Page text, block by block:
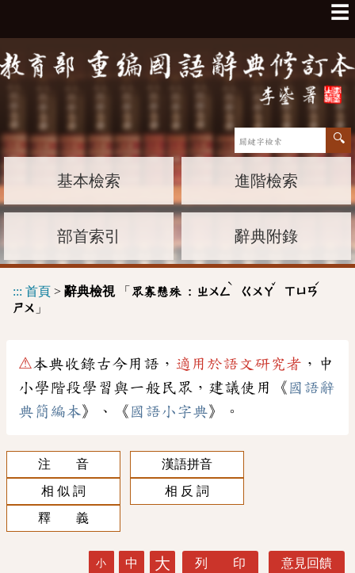
☰
基本檢索 進階檢索
部首索引 辭典附錄
::: 首頁 > 辭典檢視「 眾寡懸殊 : ㄓㄨㄥ
ˋ
ㄍㄨㄚ
ˇ
ㄒㄩㄢ
ˊ
ㄕㄨ 」
⚠本典收錄古今用語， 適用於語文研究者 ，中
小學階段學習與一般民眾，建議使用《 國語辭
典簡編本》、《 國語小字典》。
注 音
漢語拼音
相 似 詞
相 反 詞
釋 義
小 中 大 列 印 意見回饋